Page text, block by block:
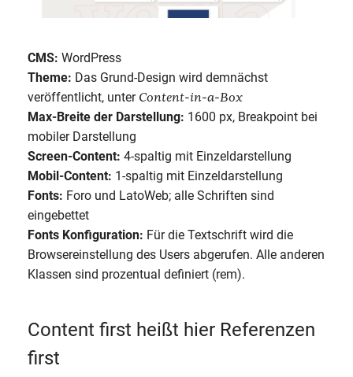
CMS: WordPress
Theme: Das Grund-Design wird demnächst
veröffentlicht, unter Content-in-a-Box
Max-Breite der Darstellung: 1600 px, Breakpoint bei
mobiler Darstellung
Screen-Content: 4-spaltig mit Einzeldarstellung
Mobil-Content: 1-spaltig mit Einzeldarstellung
Fonts: Foro und LatoWeb; alle Schriften sind
eingebettet
Fonts Konfiguration: Für die Textschrift wird die
Browsereinstellung des Users abgerufen. Alle anderen
Klassen sind prozentual definiert (rem).
Content first heißt hier Referenzen
first